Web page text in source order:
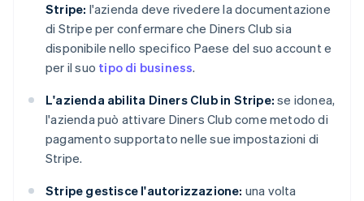
Stripe: l'azienda deve rivedere la documentazione
di Stripe per confermare che Diners Club sia
disponibile nello specifico Paese del suo account e
per il suo tipo di business.
L'azienda abilita Diners Club in Stripe: se idonea,
l'azienda può attivare Diners Club come metodo di
pagamento supportato nelle sue impostazioni di
Stripe.
Stripe gestisce l'autorizzazione: una volta